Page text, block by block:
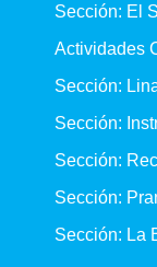
Sección: El
Actividades
Sección:
Sección:
Sección:
Sección:
Sección: La